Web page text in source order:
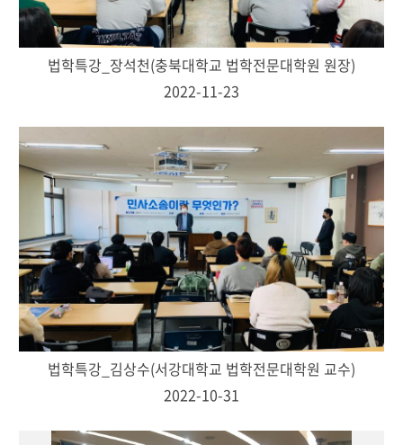
법학특강_장석천(충북대학교 법학전문대학원 원장)
2022-11-23
법학특강_김상수(서강대학교 법학전문대학원 교수)
2022-10-31